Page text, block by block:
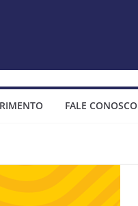
FALE CONOSCO